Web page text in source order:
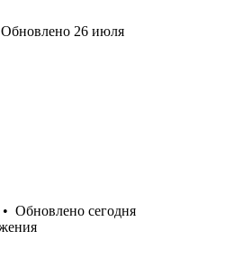
Обновлено 26 июля
• Обновлено сегодня